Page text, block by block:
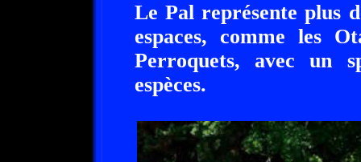
Le Pal représente plus
espaces, comme les
Perroquets, avec un
espèces.